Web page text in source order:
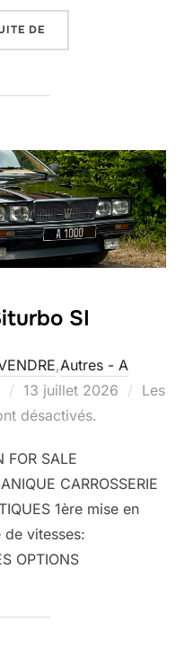
DE
SI
,Autres - A
Publié
le
13 juillet 2026
Les
désactivés.
FOR SALE
CARROSSERIE
1ère mise en
vitesses:
OPTIONS